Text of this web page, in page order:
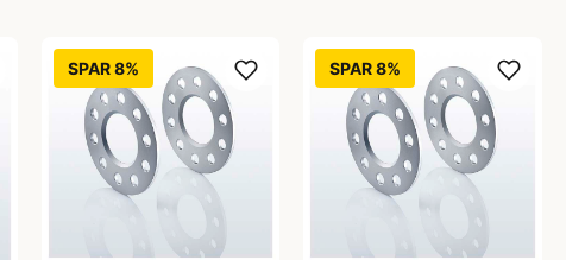
SPAR 8% SPAR 8%